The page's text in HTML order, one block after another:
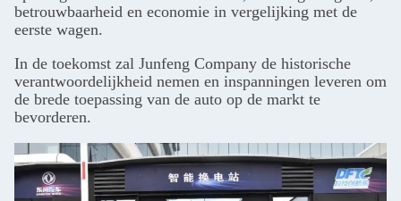
betrouwbaarheid en economie in vergelijking met de
eerste wagen.
In de toekomst zal Junfeng Company de historische
verantwoordelijkheid nemen en inspanningen leveren om
de brede toepassing van de auto op de markt te
bevorderen.